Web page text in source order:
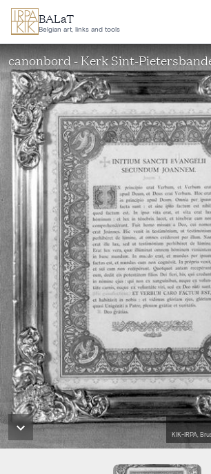
Ga naar hoofdinhoud
BALaT
Belgian art, links and tools
canonbord - Kerk Sint-
KIK-IRPA,